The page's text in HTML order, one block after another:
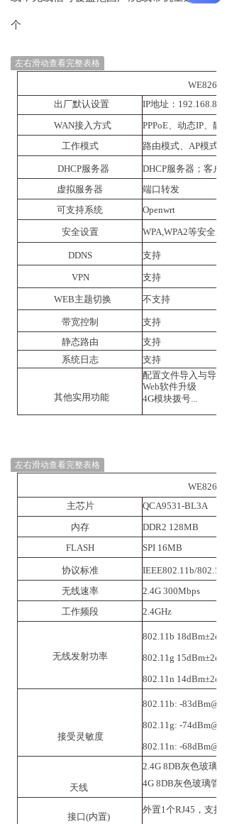
个
左右滑动查看完整表格
WE826-Q-
出厂默认设置
IP地址：192.168.8.1
WAN接入方式
PPPoE、动态IP、静
工作模式
路由模式、AP模式、
DHCP服务器
DHCP服务器；客户
虚拟服务器
端口转发
可支持系统
Openwrt
安全设置 WPA,WPA2等安全加
DDNS 支持
VPN 支持
WEB主题切换 不支持
带宽控制
支持
静态路由
支持
系统日志
支持
其他实用功能
配置文件导入与导出
Web软件升级
4G模块拨号...
左右滑动查看完整表格
WE826-Q-
主芯片
QCA9531-BL3A
内存
DDR2 128MB
FLASH
SPI 16MB
协议标准
IEEE802.11b/
无线速率
2.4G 300Mbps
工作频段
2.4GHz
无线发射功率
802.11b
802.11g
802.11n
接受灵敏度
802.11b: -
802.11g: -
802.11n: -
天线
2.4G 8DB灰色玻璃
4G 8DB灰色玻璃管
接口(内置)
外置1个RJ45，支持